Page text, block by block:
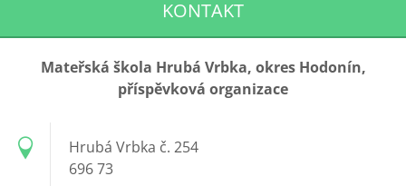
KONTAKT
Mateřská škola Hrubá Vrbka, okres Hodonín,
příspěvková organizace
Hrubá Vrbka č. 254
696 73